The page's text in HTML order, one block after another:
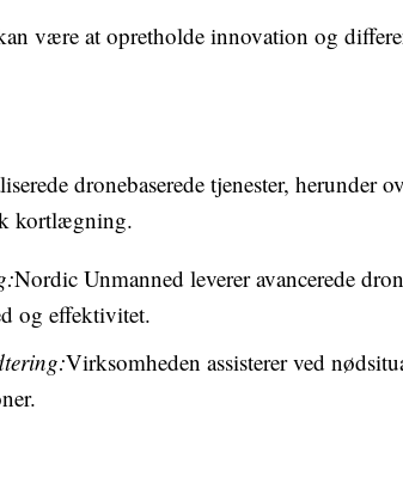
være at opretholde innovation og
dronebaserede tjenester,
kortlægning.
Nordic Unmanned leverer avancerede
og effektivitet.
Virksomheden assisterer ved